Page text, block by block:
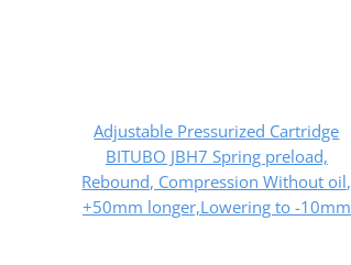
Adjustable Pressurized Cartridge
BITUBO JBH7 Spring preload,
Rebound, Compression Without oil,
+50mm longer,Lowering to -10mm